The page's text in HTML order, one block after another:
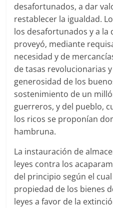
desafortunados, a dar
restablecer la igualdad.
los desafortunados y a la
proveyó, mediante
necesidad y de
de tasas revolucionarias
generosidad de los
sostenimiento de un
guerreros, y del pueblo,
los ricos se proponían
hambruna.
La instauración de
leyes contra los
del principio según el
propiedad de los bienes
leyes a favor de la